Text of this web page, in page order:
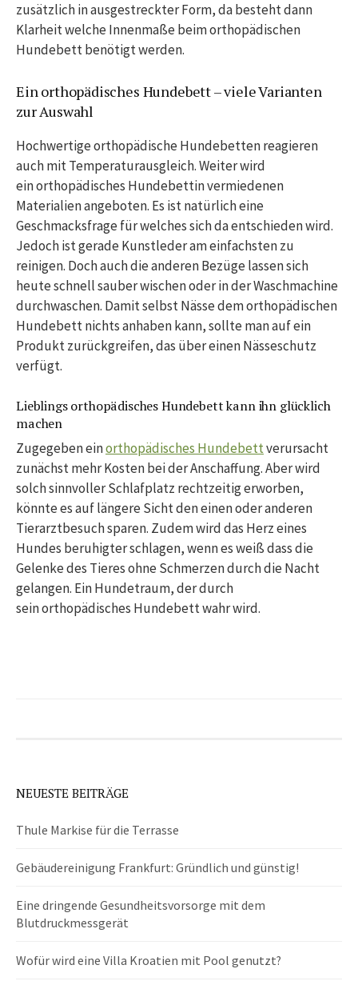
zusätzlich in ausgestreckter Form, da besteht dann
Klarheit welche Innenmaße beim orthopädischen
Hundebett benötigt werden.
Ein orthopädisches Hundebett – viele Varianten
zur Auswahl
Hochwertige orthopädische Hundebetten reagieren
auch mit Temperaturausgleich. Weiter wird
ein orthopädisches Hundebettin vermiedenen
Materialien angeboten. Es ist natürlich eine
Geschmacksfrage für welches sich da entschieden wird.
Jedoch ist gerade Kunstleder am einfachsten zu
reinigen. Doch auch die anderen Bezüge lassen sich
heute schnell sauber wischen oder in der Waschmachine
durchwaschen. Damit selbst Nässe dem orthopädischen
Hundebett nichts anhaben kann, sollte man auf ein
Produkt zurückgreifen, das über einen Nässeschutz
verfügt.
Lieblings orthopädisches Hundebett kann ihn glücklich
machen
Zugegeben einorthopädisches Hundebettverursacht
zunächst mehr Kosten bei der Anschaffung. Aber wird
solch sinnvoller Schlafplatz rechtzeitig erworben,
könnte es auf längere Sicht den einen oder anderen
Tierarztbesuch sparen. Zudem wird das Herz eines
Hundes beruhigter schlagen, wenn es weiß dass die
Gelenke des Tieres ohne Schmerzen durch die Nacht
gelangen. Ein Hundetraum, der durch
sein orthopädisches Hundebett wahr wird.
NEUESTE BEITRÄGE
Thule Markise für die Terrasse
Gebäudereinigung Frankfurt: Gründlich und günstig!
Eine dringende Gesundheitsvorsorge mit dem
Blutdruckmessgerät
Wofür wird eine Villa Kroatien mit Pool genutzt?